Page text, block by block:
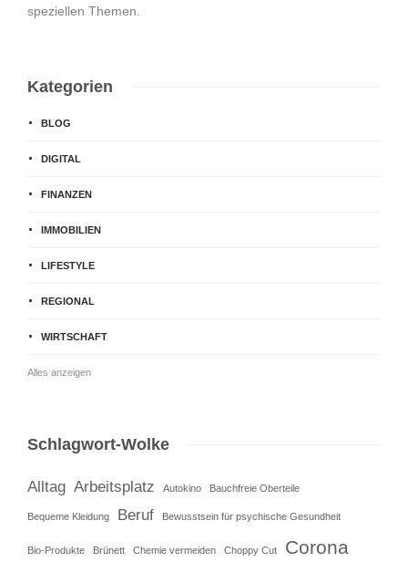
speziellen Themen.
Kategorien
BLOG
DIGITAL
FINANZEN
IMMOBILIEN
LIFESTYLE
REGIONAL
WIRTSCHAFT
Alles anzeigen
Schlagwort-Wolke
Alltag Arbeitsplatz Autokino Bauchfreie Oberteile
Bequeme Kleidung Beruf Bewusstsein für psychische Gesundheit
Bio-Produkte Brünett Chemie vermeiden Choppy Cut Corona